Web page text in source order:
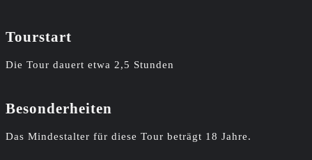
Tourstart
Die Tour dauert etwa 2,5 Stunden
Besonderheiten
Das Mindestalter für diese Tour beträgt 18 Jahre.